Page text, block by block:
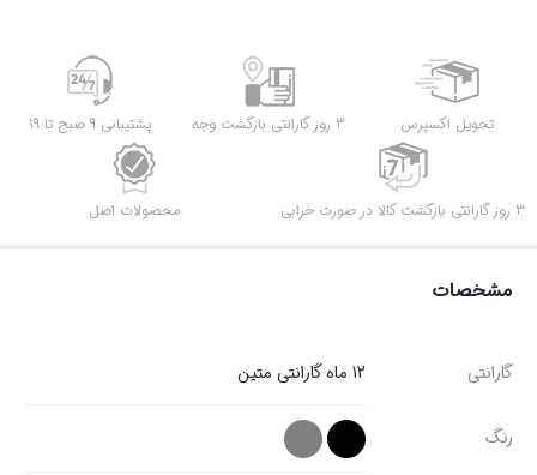
تحویل اکسپرس 3 روز گارانتی بازگشت وجه پشتیبانی 9 صبح تا 19
3 روز گارانتی بازگشت کالا در صورت خرابی محصولات اصل
مشخصات
گارانتی 12 ماه گارانتی متین
رنگ